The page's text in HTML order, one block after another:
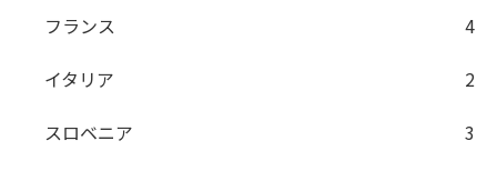
フランス
4
イタリア
2
スロベニア
3